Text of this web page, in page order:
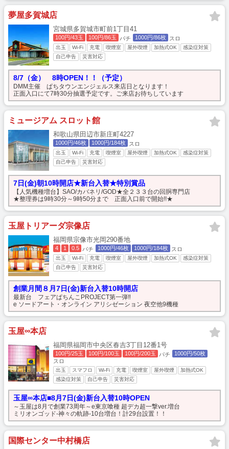
夢屋多賀城店
宮城県多賀城市町前1丁目41
100円/43玉 100円/86玉 パチ 1000円/86枚 スロ
出玉 Wi-Fi 充電 喫煙室 屋外喫煙 加熱式OK
感染症対策
自己申告
災害対応
8/7（金） 8時OPEN！！（予定）
DMM主催 ぱちタウンエンジェルス来店日となります！
正面入口にて7時30分抽選予定です。ご来店お待ちしています
ミュージアム スロット館
和歌山県田辺市新庄町4227
1000円/46枚 1000円/184枚 スロ
出玉 Wi-Fi 充電 喫煙室 屋外喫煙 加熱式OK
感染症対策
自己申告
災害対応
7日(金)朝10時開店★新台入替★特別賞品
【人気機種増台】SAO/カバネリ/GOD★全２３３台の回胴専門店
★整理券は9時30分～9時50分まで 正面入口前で開始!!★
玉屋トリアーダ宗像店
福岡県宗像市光岡290番地
4 1 0.5 パチ 1000円/46枚 1000円/184枚 スロ
出玉 Wi-Fi 充電 喫煙室 屋外喫煙 加熱式OK
感染症対策
自己申告
災害対応
創業月間８月7日(金)新台入替10時開店
最新台 フェアぱちんこPROJECT第一弾‼
e ソードアート・オンライン アリシゼーション 夜空他9機種
玉屋∞本店
福岡県福岡市中央区春吉3丁目12番1号
100円/25玉 100円/100玉 100円/200玉 パチ
1000円/50枚
スロ
出玉 スマフロ Wi-Fi 充電 喫煙室 屋外喫煙
加熱式OK
感染症対策
自己申告 災害対応
玉屋∞本店■8月7日(金)新台入替10時OPEN
～玉屋は8月で創業73周年～e東京喰種 超デカ超一撃ver.増台
ミリオンゴッド‐神々の軌跡‐10台増台！計29台設置！！
国際センター中村橋店